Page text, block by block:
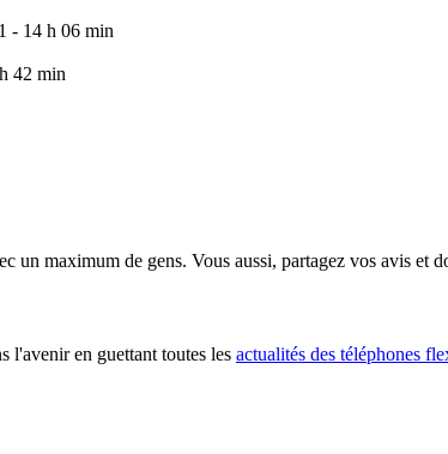
- 14 h 06 min
42 min
un maximum de gens. Vous aussi, partagez vos avis et
l'avenir en guettant toutes les actualités des téléphones